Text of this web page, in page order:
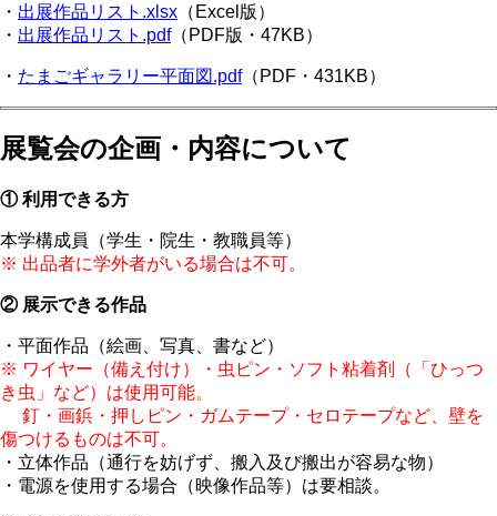
・ 出展作品リスト.xlsx （Excel版）
・ 出展作品リスト.pdf（PDF版・47KB）
・ たまごギャラリー平面図.pdf（PDF・431KB）
展覧会の企画・内容について
① 利用できる方
本学構成員（学生・院生・教職員等）
※ 出品者に学外者がいる場合は不可。
② 展示できる作品
・平面作品（絵画、写真、書など）
※ ワイヤー（備え付け）・虫ピン・ソフト粘着剤（「ひっつ
き虫」など）は使用可能。
釘・画鋲・押しピン・ガムテープ・セロテープなど、壁を
傷つけるものは不可。
・立体作品（通行を妨げず、搬入及び搬出が容易な物）
・電源を使用する場合（映像作品等）は要相談。